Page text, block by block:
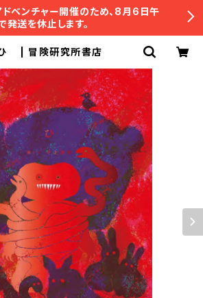
ベンチャー開催のため、8月6日午
送を休止します。
| 冒険研究所書店